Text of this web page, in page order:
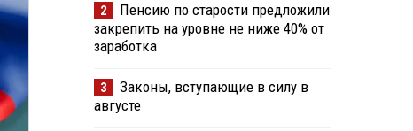
2
Пенсию по старости предложили
закрепить на уровне не ниже 40% от
заработка
3
Законы, вступающие в силу в
августе